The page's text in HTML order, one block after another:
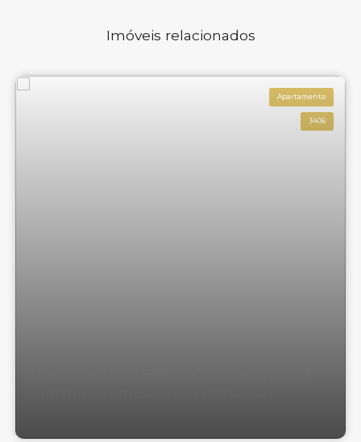
Imóveis relacionados
Apartamento
3406